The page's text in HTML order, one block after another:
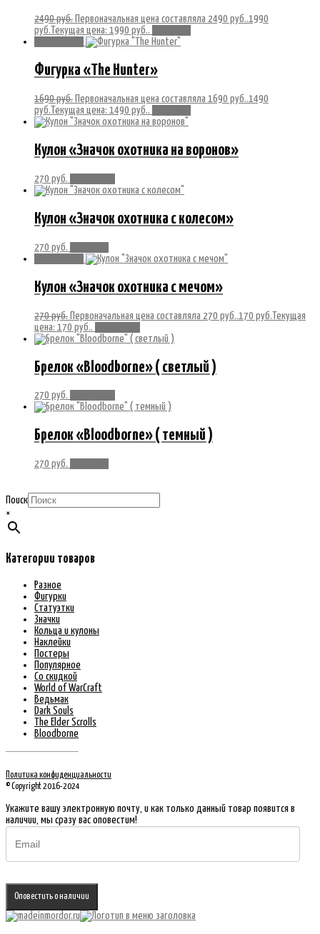
2490руб. Первоначальная цена составляла 2490 руб..1990
руб. Текущая цена: 1990 руб..
Фигурка «The Hunter»
1690руб. Первоначальная цена составляла 1690 руб..1490
руб. Текущая цена: 1490 руб..
Кулон «Значок охотника на воронов»
270 руб.
Кулон «Значок охотника с колесом»
270 руб.
Кулон «Значок охотника с мечом»
270руб. Первоначальная цена составляла 270 руб..170 руб.Текущая
цена: 170 руб..
Брелок «Bloodborne» ( светлый )
270 руб.
Брелок «Bloodborne» ( темный )
270 руб.
Поиск
×
Категории товаров
Разное
Фигурки
Статуэтки
Значки
Кольца и кулоны
Наклейки
Постеры
Популярное
Со скидкой
World of WarCraft
Ведьмак
Dark Souls
The Elder Scrolls
Bloodborne
Политика конфиденциальности
© Copyright 2016-2024
Укажите вашу электронную почту, и как только данный товар появится в
наличии, мы сразу вас оповестим!
Оповестить о наличии